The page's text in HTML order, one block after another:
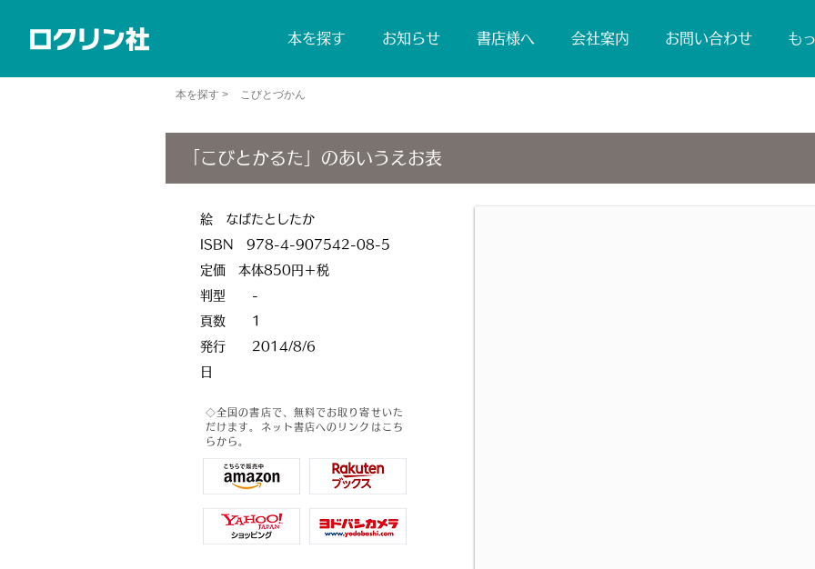
本を探す お知らせ 書店様へ 会社案内 お問い合わせ も
本を探す > こびとづかん
「こびとかるた」のあいうえお表
絵 なばたとしたか
ISBN 978-4-907542-08-5
定価 本体850円＋税
判型
頁数
発行
日
-
1
2014/8/6
◇全国の書店で、無料でお取り寄せいた
だけます。
ネット書店へのリンクはこち
らから。